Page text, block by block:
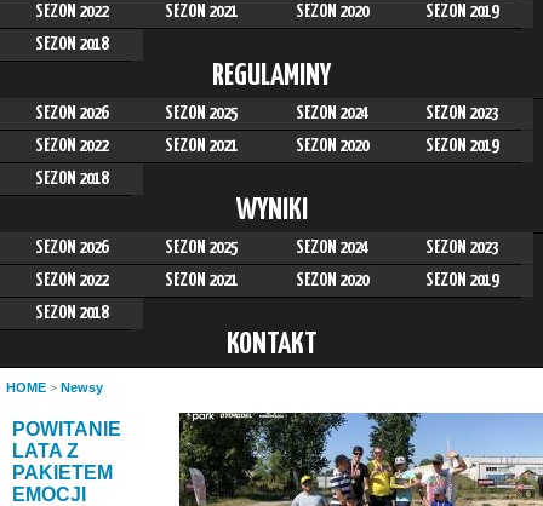
SEZON 2022
SEZON 2021 SEZON 2020
SEZON 2019
SEZON 2018
REGULAMINY
SEZON 2026 SEZON 2025 SEZON 2024
SEZON 2023
SEZON 2022
SEZON 2021 SEZON 2020
SEZON 2019
SEZON 2018
WYNIKI
SEZON 2026 SEZON 2025 SEZON 2024
SEZON 2023
SEZON 2022
SEZON 2021 SEZON 2020
SEZON 2019
SEZON 2018
KONTAKT
HOME > Newsy
POWITANIE
LATA Z
PAKIETEM
EMOCJI